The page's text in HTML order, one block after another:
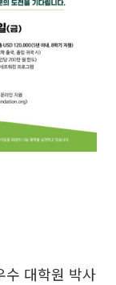
수 대학원 박사